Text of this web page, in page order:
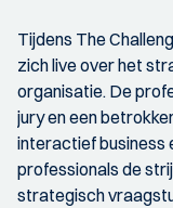
Tijdens The
zich live over het
organisatie. De
jury en een
interactief
professionals de
strategisch